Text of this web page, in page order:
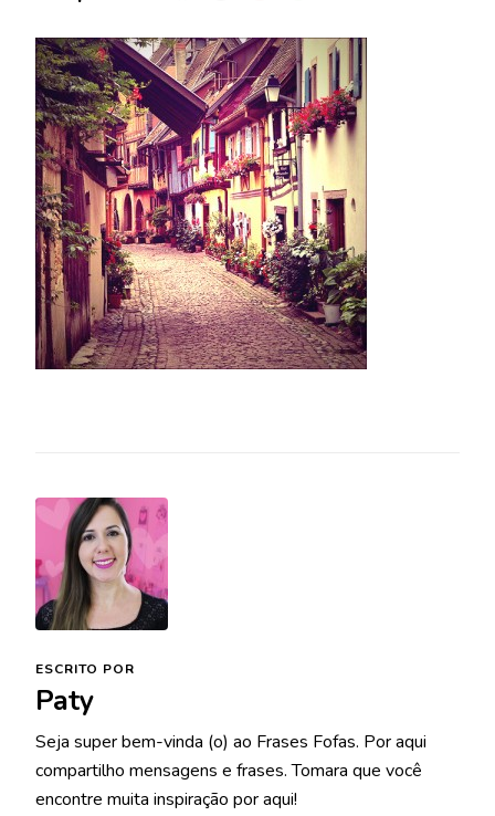
ESCRITO POR
Paty
Seja super bem-vinda (o) ao Frases Fofas. Por aqui
compartilho mensagens e frases. Tomara que você
encontre muita inspiração por aqui!